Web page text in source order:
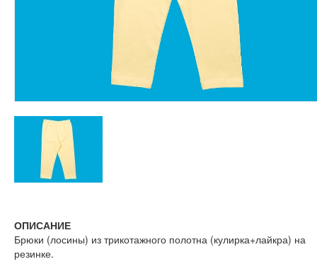
ОПИСАНИЕ
Брюки (лосины) из трикотажного полотна (кулирка+лайкра) на
резинке.